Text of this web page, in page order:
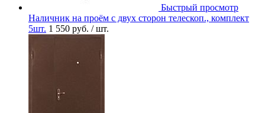
Быстрый просмотр
Наличник на проём с двух сторон телескоп., комплект
5шт. 1 550 руб. / шт.